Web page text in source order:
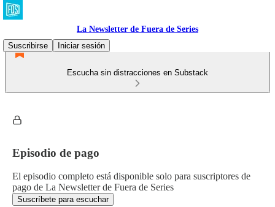
La Newsletter de Fuera de Series
Suscribirse
Iniciar sesión
Escucha sin distracciones en Substack
Episodio de pago
El episodio completo está disponible solo para suscriptores de
pago de La Newsletter de Fuera de Series
Suscríbete para escuchar